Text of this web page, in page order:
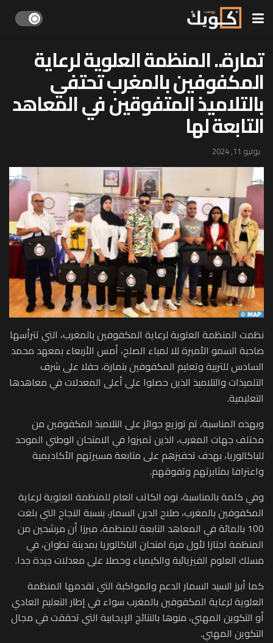
تمارة.. المنظمة العلوية لرعاية
المكفوفين بالمغرب تحتفي
بالتلاميذ المتفوقين في المعاهد
التابعة لها
يوليو 11, 2024
نظمت المنظمة العلوية لرعاية المكفوفين بالمغرب، التي تترأسها
صاحبة السمو الأميرة للا لمياء الصلح، أمس الأربعاء بمعهد محمد
السادس للتربية وتعليم المكفوفين بتمارة، حفلا على شرف
التلميذات والتلاميذ الذين حصلوا على أعلى المعدلات في معاهدها
التعليمية.
وبهذه المناسبة، تم توزيع جوائز على التلاميذ المكفوفين من
مختلف جهات المغرب، الذين تميزوا في الامتحان الوطني الموحد
للباكالوريا، بهدف تحفيزهم على متابعة مسيرتهم الأكاديمية
واعترافا بمثابرتهم وتفوقهم.
وفي كلمة بالمناسبة، نوه الكاتب العام للمنظمة العلوية لرعاية
المكفوفين بالمغرب، صلاح الدين السمار، بنسبة النجاح التي بلغت
100 بالمائة في المعاهد التابعة للمنظمة، مبرزا أن مرشحين من
المنظمة اجتازا لأول مرة امتحان الباكالوريا بمدينة تطوان، في
مسلك العلوم الفيزيائية والكيمياء وحصلا على معدلات جيدة جدا.
كما أبرز السيد السمار الدعم والمواكبة التي تقدمها المنظمة
العلوية لرعاية المكفوفين بالمغرب سواء في إطار التعليم العادي
أو التكوين المهني، منوها بالنتائج الإيجابية التي تحققت في مجال
التكوين المهني.